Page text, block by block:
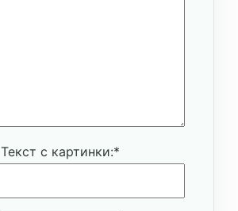
Текст с картинки:*